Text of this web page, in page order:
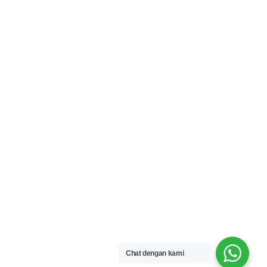
Chat dengan kami